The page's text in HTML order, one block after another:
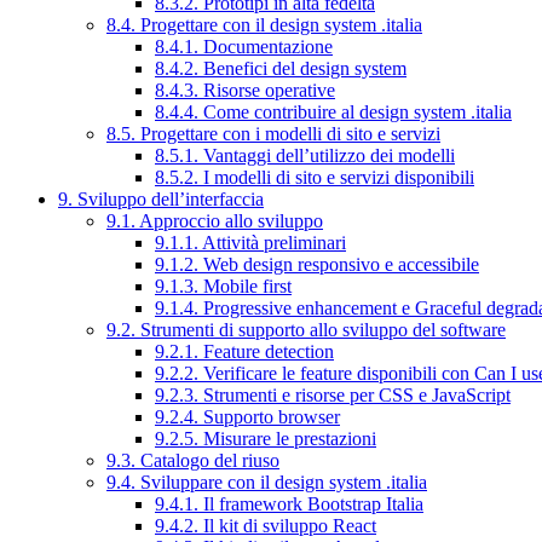
8.4. Progettare con il design system .italia
8.4.1. Documentazione
8.4.2. Benefici del design system
8.4.3. Risorse operative
8.4.4. Come contribuire al design system .italia
8.5. Progettare con i modelli di sito e servizi
8.5.1. Vantaggi dell’utilizzo dei modelli
8.5.2. I modelli di sito e servizi disponibili
9. Sviluppo dell’interfaccia
9.1. Approccio allo sviluppo
9.1.1. Attività preliminari
9.1.2. Web design responsivo e accessibile
9.1.3. Mobile first
9.1.4. Progressive enhancement e Graceful
9.2. Strumenti di supporto allo sviluppo del software
9.2.1. Feature detection
9.2.2. Verificare le feature disponibili con Can I
9.2.3. Strumenti e risorse per CSS e JavaScript
9.2.4. Supporto browser
9.2.5. Misurare le prestazioni
9.3. Catalogo del riuso
9.4. Sviluppare con il design system .italia
9.4.1. Il framework Bootstrap Italia
9.4.2. Il kit di sviluppo React